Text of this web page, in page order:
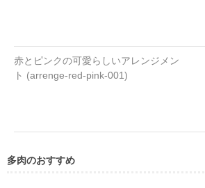
赤とピンクの可愛らしいアレンジメン
ト (arrenge-red-pink-001)
多肉のおすすめ